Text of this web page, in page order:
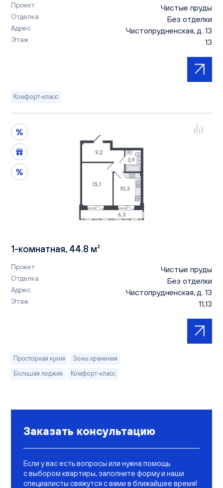
Проект Чистые пруды
Отделка Без отделки
Адрес Чистопрудненская, д. 13
Этаж 13
Комфорт-класс
1-комнатная, 44.8 м²
Проект Чистые пруды
Отделка Без отделки
Адрес Чистопрудненская, д. 13
Этаж 11,13
Просторная кухня
Зоны хранения
Большая лоджия
Комфорт-класс
Заказать консультацию
Если у вас есть вопросы или нужна помощь
с выбором квартиры, заполните форму и наши
специалисты свяжутся с вами в ближайшее время!